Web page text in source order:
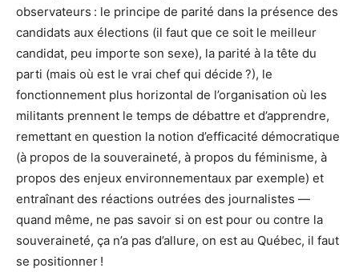
observateurs : le principe de parité dans la présence des
candidats aux élections (il faut que ce soit le meilleur
candidat, peu importe son sexe), la parité à la tête du
parti (mais où est le vrai chef qui décide ?), le
fonctionnement plus horizontal de l’organisation où les
militants prennent le temps de débattre et d’apprendre,
remettant en question la notion d’efficacité démocratique
(à propos de la souveraineté, à propos du féminisme, à
propos des enjeux environnementaux par exemple) et
entraînant des réactions outrées des journalistes —
quand même, ne pas savoir si on est pour ou contre la
souveraineté, ça n’a pas d’allure, on est au Québec, il faut
se positionner !